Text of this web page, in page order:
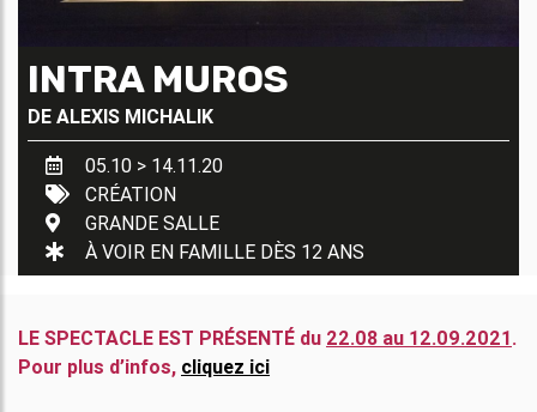
INTRA MUROS
DE ALEXIS MICHALIK
05.10 > 14.11.20
CRÉATION
GRANDE SALLE
À VOIR EN FAMILLE DÈS 12 ANS
LE SPECTACLE EST PRÉSENTÉ du 22.08 au 12.09.2021.
Pour plus d’infos, cliquez ici